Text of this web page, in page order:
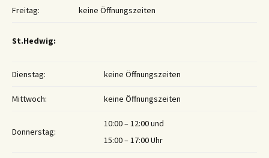
Freitag: keine Öffnungszeiten
St.Hedwig:
Dienstag: keine Öffnungszeiten
Mittwoch: keine Öffnungszeiten
Donnerstag:
10:00 – 12:00 und
15:00 – 17:00 Uhr